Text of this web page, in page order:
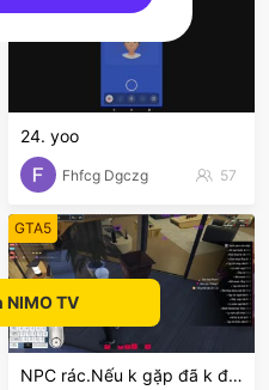
24. yoo
Fhfcg Dgczg 57
GTA5
NPC rác.Nếu k gặp đã k đauui😭
NIMO TV